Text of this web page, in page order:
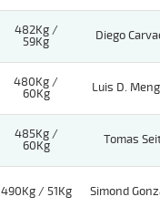
482Kg /
59Kg
Diego
480Kg /
60Kg
Luis D.
485Kg /
60Kg
Tomas
490Kg / 51Kg Simond